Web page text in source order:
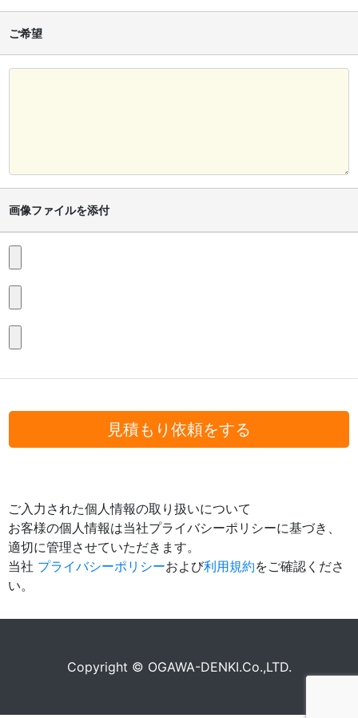
ご希望
画像ファイルを添付
見積もり依頼をする
ご入力された個人情報の取り扱いについて
お客様の個人情報は当社プライバシーポリシーに基づき、
適切に管理させていただきます。
当社 プライバシーポリシーおよび利用規約をご確認くださ
い。
Copyright © OGAWA-DENKI.Co.,LTD.